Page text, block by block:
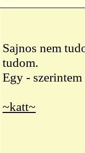
Sajnos nem
tudom.
Egy -
~katt~